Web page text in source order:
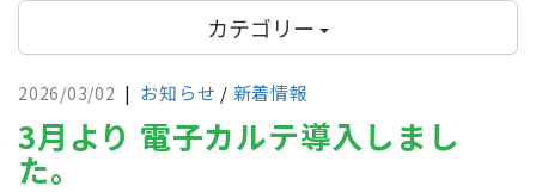
カテゴリー
2026/03/02 | お知らせ / 新着情報
3月より 電子カルテ導入しまし
た。